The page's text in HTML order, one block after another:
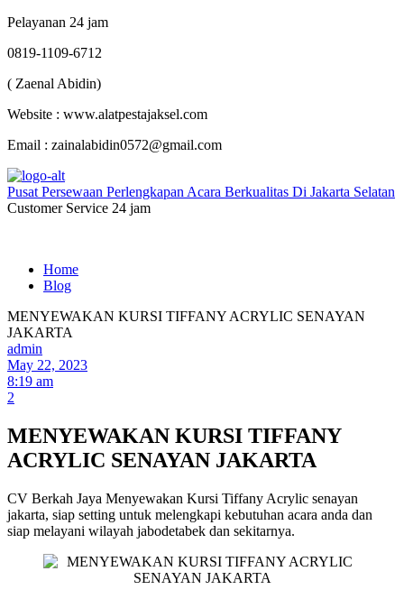
Pelayanan 24 jam
0819-1109-6712
( Zaenal Abidin)
Website : www.alatpestajaksel.com
Email : zainalabidin0572@gmail.com
Pusat Persewaan Perlengkapan Acara Berkualitas Di Jakarta Selatan
Customer Service 24 jam
Home
Blog
MENYEWAKAN KURSI TIFFANY ACRYLIC SENAYAN
JAKARTA
admin
May 22, 2023
8:19 am
2
MENYEWAKAN KURSI TIFFANY
ACRYLIC SENAYAN JAKARTA
CV Berkah Jaya Menyewakan Kursi Tiffany Acrylic senayan
jakarta, siap setting untuk melengkapi kebutuhan acara anda dan
siap melayani wilayah jabodetabek dan sekitarnya.